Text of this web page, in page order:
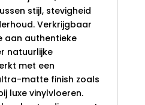
stijl, stevigheid
Verkrijgbaar
aan authentieke
natuurlijke
met een
matte finish zoals
luxe vinylvloeren.